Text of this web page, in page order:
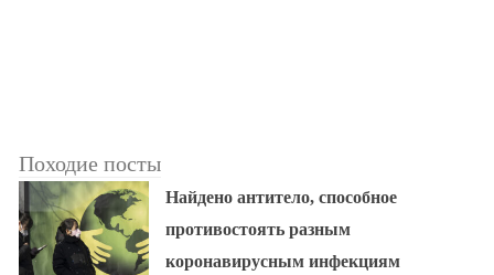
Походие посты
Найдено антитело, способное
противостоять разным
коронавирусным инфекциям